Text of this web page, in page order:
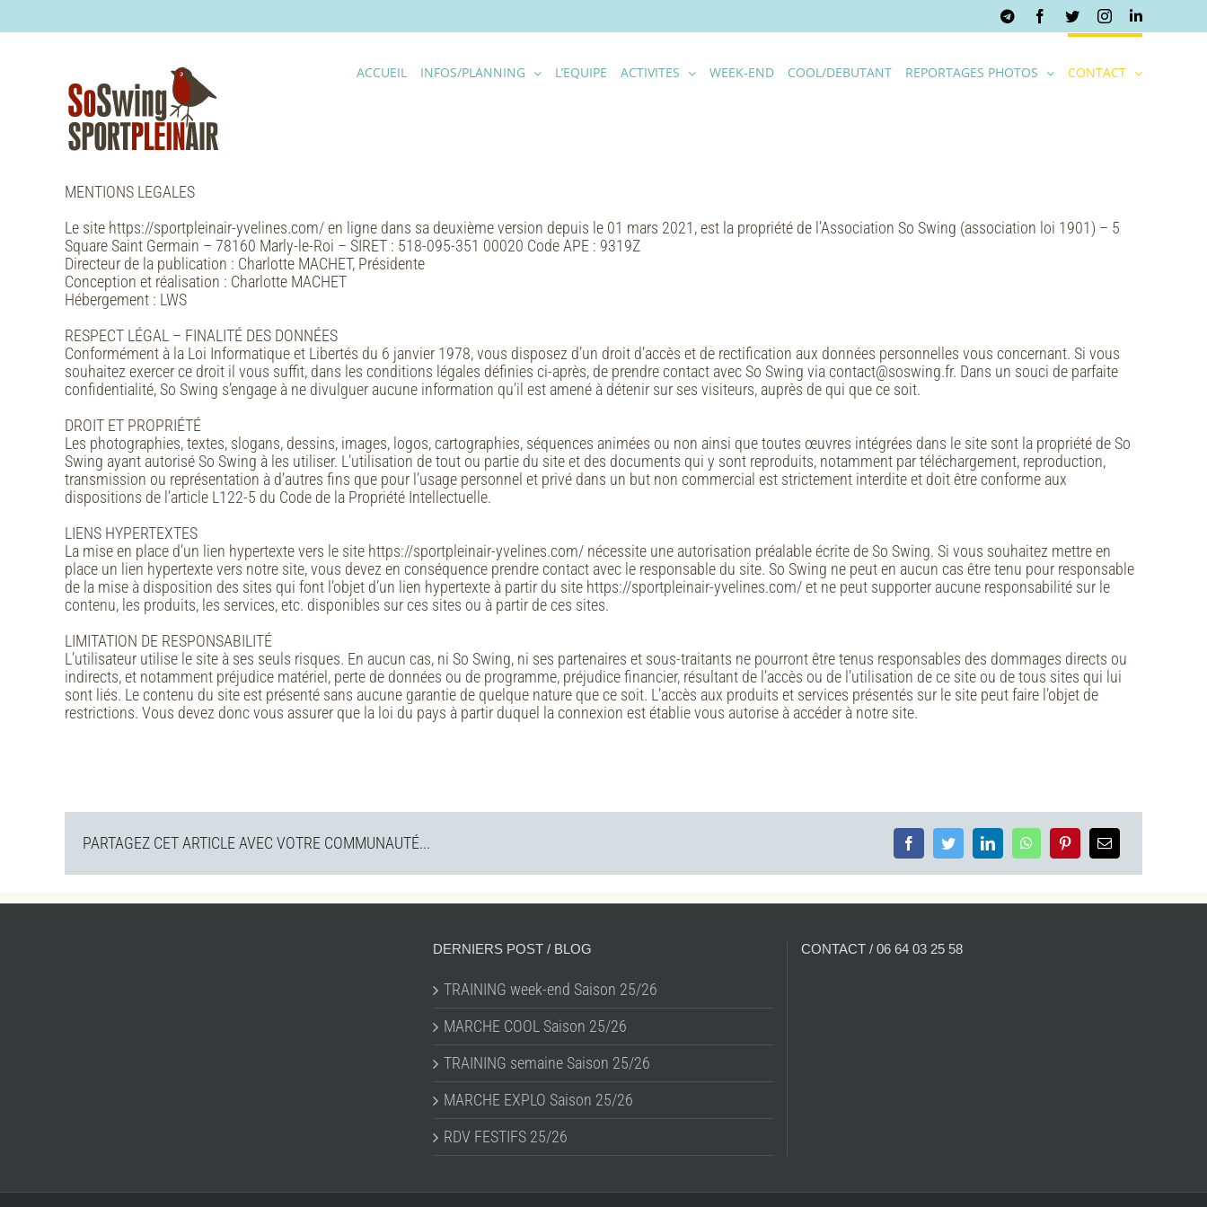
TelegramFacebook
TwitterInstagramLinkedIn
ACCUEIL INFOS/PLANNING L’EQUIPE ACTIVITES WEEK-END COOL/DEBUTANT REPORTAGES PHOTOS CONTACT
MENTIONS LEGALES
Le site https://sportpleinair-yvelines.com/ en ligne dans sa deuxième version depuis le 01 mars 2021, est la propriété de l’Association So Swing (association loi 1901) – 5
Square Saint Germain – 78160 Marly-le-Roi – SIRET : 518-095-351 00020 Code APE : 9319Z
Directeur de la publication : Charlotte MACHET, Présidente
Conception et réalisation : Charlotte MACHET
Hébergement : LWS
RESPECT LÉGAL – FINALITÉ DES DONNÉES
Conformément à la Loi Informatique et Libertés du 6 janvier 1978, vous disposez d’un droit d’accès et de rectification aux données personnelles vous concernant. Si vous
souhaitez exercer ce droit il vous suffit, dans les conditions légales définies ci-après, de prendre contact avec So Swing via contact@soswing.fr. Dans un souci de parfaite
confidentialité, So Swing s’engage à ne divulguer aucune information qu’il est amené à détenir sur ses visiteurs, auprès de qui que ce soit.
DROIT ET PROPRIÉTÉ
Les photographies, textes, slogans, dessins, images, logos, cartographies, séquences animées ou non ainsi que toutes œuvres intégrées dans le site sont la propriété de So
Swing ayant autorisé So Swing à les utiliser. L’utilisation de tout ou partie du site et des documents qui y sont reproduits, notamment par téléchargement, reproduction,
transmission ou représentation à d’autres fins que pour l’usage personnel et privé dans un but non commercial est strictement interdite et doit être conforme aux
dispositions de l’article L122-5 du Code de la Propriété Intellectuelle.
LIENS HYPERTEXTES
La mise en place d’un lien hypertexte vers le site https://sportpleinair-yvelines.com/ nécessite une autorisation préalable écrite de So Swing. Si vous souhaitez mettre en
place un lien hypertexte vers notre site, vous devez en conséquence prendre contact avec le responsable du site. So Swing ne peut en aucun cas être tenu pour responsable
de la mise à disposition des sites qui font l’objet d’un lien hypertexte à partir du site https://sportpleinair-yvelines.com/ et ne peut supporter aucune responsabilité sur le
contenu, les produits, les services, etc. disponibles sur ces sites ou à partir de ces sites.
LIMITATION DE RESPONSABILITÉ
L’utilisateur utilise le site à ses seuls risques. En aucun cas, ni So Swing, ni ses partenaires et sous-traitants ne pourront être tenus responsables des dommages directs ou
indirects, et notamment préjudice matériel, perte de données ou de programme, préjudice financier, résultant de l’accès ou de l’utilisation de ce site ou de tous sites qui lui
sont liés. Le contenu du site est présenté sans aucune garantie de quelque nature que ce soit. L’accès aux produits et services présentés sur le site peut faire l’objet de
restrictions. Vous devez donc vous assurer que la loi du pays à partir duquel la connexion est établie vous autorise à accéder à notre site.
PARTAGEZ CET ARTICLE AVEC VOTRE COMMUNAUTÉ...
DERNIERS POST / BLOG
TRAINING week-end Saison 25/26
MARCHE COOL Saison 25/26
TRAINING semaine Saison 25/26
MARCHE EXPLO Saison 25/26
RDV FESTIFS 25/26
CONTACT / 06 64 03 25 58